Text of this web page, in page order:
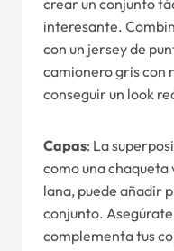
crear un conjunto
interesante.
con un jersey de
camionero gris con
conseguir un look
Capas: La
como una chaqueta
lana, puede añadir
conjunto.
complementa tus